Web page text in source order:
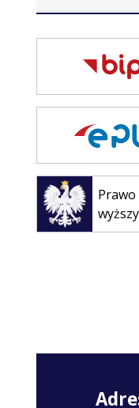
Otwiera
się w
nowej
karcie